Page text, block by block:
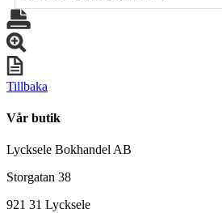
Tillbaka
Vår butik
Lycksele Bokhandel AB
Storgatan 38
921 31 Lycksele